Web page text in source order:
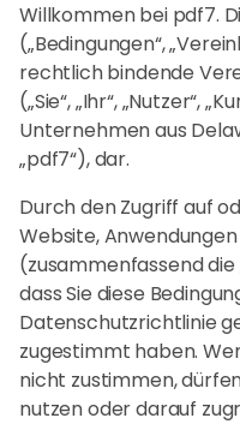
Willkommen bei pdf7.
(„Bedingungen“,
rechtlich bindende
(„Sie“, „Ihr“, „Nutzer“,
Unternehmen aus
„pdf7“), dar.
Durch den Zugriff auf
Website,
(zusammenfassend die
dass Sie diese
Datenschutzrichtlinie
zugestimmt haben.
nicht zustimmen,
nutzen oder darauf